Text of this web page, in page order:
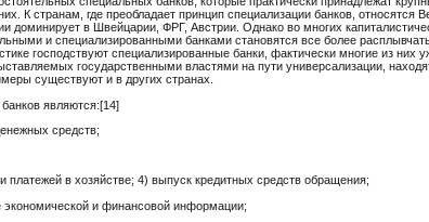
К странам, где преобладает принцип специализации банков, относятся
доминирует в Швейцарии, ФРГ, Австрии. Однако во многих
и специализированными банками становятся все более
господствуют специализированные банки, фактически многие из них
государственными властями на пути универсализации,
существуют и в других странах.
являются:[14]
средств;
в хозяйстве; 4) выпуск кредитных средств обращения;
экономической и финансовой информации;